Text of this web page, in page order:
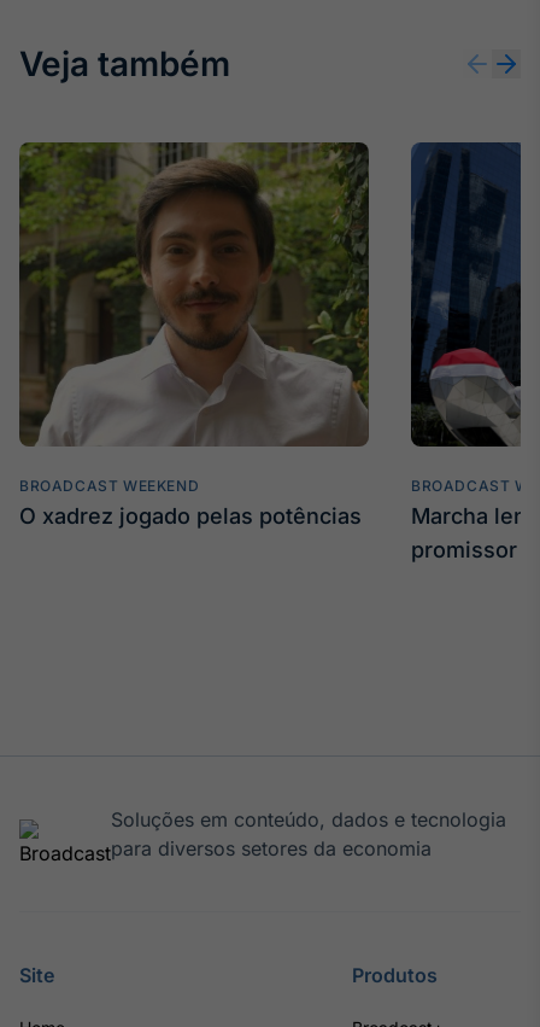
Broadcast
Widgets
Componentes
para conteúdos e
funcionalidades
Broadcast
Wallboard
Conteúdos e
dados para
displays e telas
Broadcast
conteúdos
analisar fundos
Veja também
BROADCAST WEEKEND
O xadrez jogado pelas potências
BROADCAST
Marcha
promissor
Soluções em conteúdo, dados e tecnologia
para diversos setores da economia
Site Produtos